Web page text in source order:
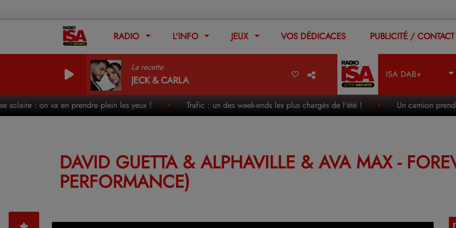
RADIO L'INFO JEUX VOS DÉDICACES PUBLICITÉ / CONTACT
La recette
JECK & CARLA ISA DAB+
: on va en prendre plein les yeux ! Trafic : un des week-ends les plus chargés de l'été ! Un camion prend
DAVID GUETTA & ALPHAVILLE & AVA MAX -
PERFORMANCE)